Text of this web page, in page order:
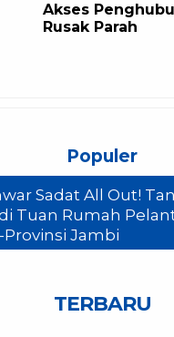
Akses
Rusak Parah
Populer
Sadat All Out!
Tuan Rumah
Provinsi Jambi
TERBARU